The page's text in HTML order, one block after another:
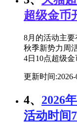
超级金币
8月的活动主要
秋季新势力周
4日10点超级金
更新时间:2026-
4、 2026
活动时间